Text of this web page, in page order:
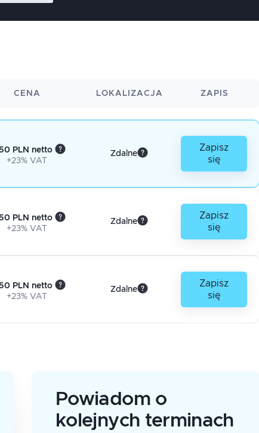
CENA LOKALIZACJA ZAPIS
PLN netto
+23% VAT
Zdalne
Zapisz
się
PLN netto
+23% VAT
Zdalne
Zapisz
się
PLN netto
+23% VAT
Zdalne
Zapisz
się
Powiadom o
kolejnych terminach